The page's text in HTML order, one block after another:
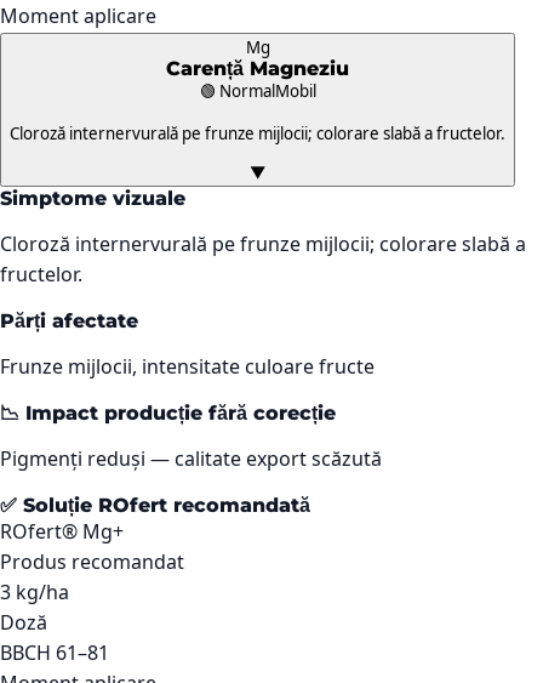
Moment aplicare
Mg
Carență Magneziu
🟢 NormalMobil
Cloroză internervurală pe frunze mijlocii; colorare slabă a fructelor.
▼
Simptome vizuale
Cloroză internervurală pe frunze mijlocii; colorare slabă a
fructelor.
Părți afectate
Frunze mijlocii, intensitate culoare fructe
📉 Impact producție fără corecție
Pigmenți reduși — calitate export scăzută
✅ Soluție ROfert recomandată
ROfert® Mg+
Produs recomandat
3 kg/ha
Doză
BBCH 61–81